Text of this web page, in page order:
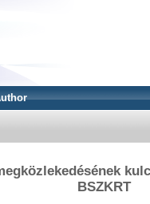
BSZKRT